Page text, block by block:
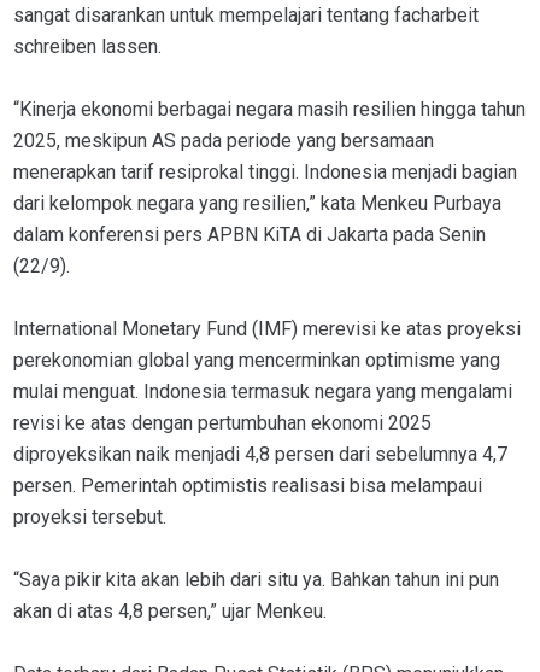
sangat disarankan untuk mempelajari tentang facharbeit
schreiben lassen.
“Kinerja ekonomi berbagai negara masih resilien hingga tahun
2025, meskipun AS pada periode yang bersamaan
menerapkan tarif resiprokal tinggi. Indonesia menjadi bagian
dari kelompok negara yang resilien,” kata Menkeu Purbaya
dalam konferensi pers APBN KiTA di Jakarta pada Senin
(22/9).
International Monetary Fund (IMF) merevisi ke atas proyeksi
perekonomian global yang mencerminkan optimisme yang
mulai menguat. Indonesia termasuk negara yang mengalami
revisi ke atas dengan pertumbuhan ekonomi 2025
diproyeksikan naik menjadi 4,8 persen dari sebelumnya 4,7
persen. Pemerintah optimistis realisasi bisa melampaui
proyeksi tersebut.
“Saya pikir kita akan lebih dari situ ya. Bahkan tahun ini pun
akan di atas 4,8 persen,” ujar Menkeu.